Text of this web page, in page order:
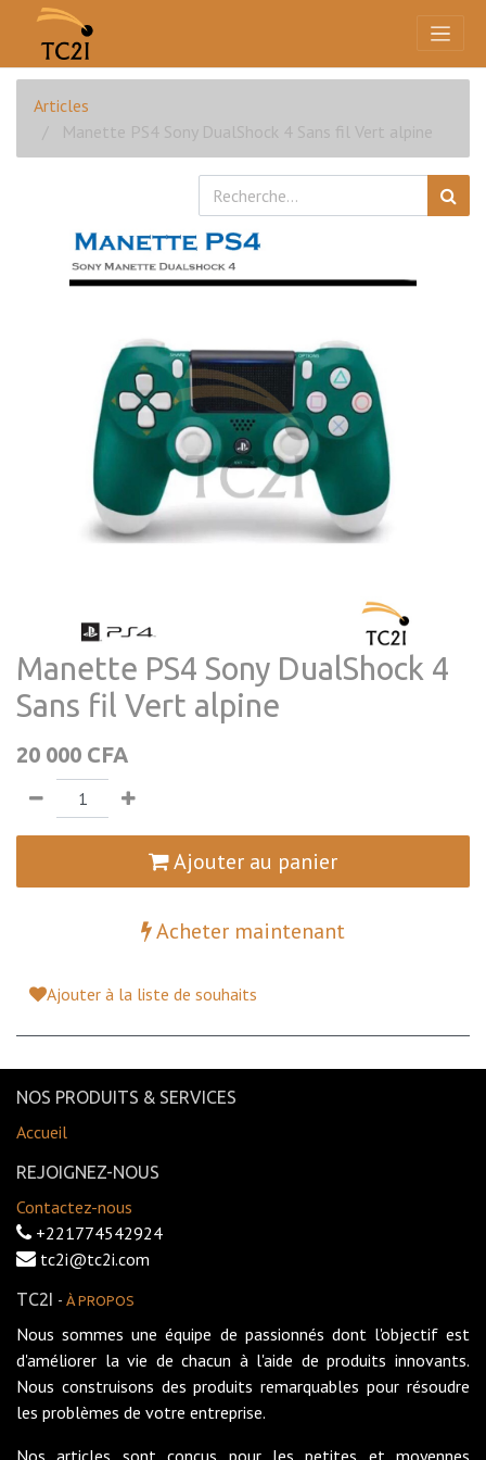
Articles
Manette PS4 Sony DualShock 4 Sans fil Vert alpine
Manette PS4 Sony DualShock 4
Sans fil Vert alpine
20 000 CFA
Ajouter au panier
Acheter maintenant
Ajouter à la liste de souhaits
NOS PRODUITS & SERVICES
Accueil
REJOIGNEZ-NOUS
Contactez-nous
+221774542924
tc2i@tc2i.com
TC2I - À PROPOS
Nous sommes une équipe de passionnés dont l'objectif est
d'améliorer la vie de chacun à l'aide de produits innovants.
Nous construisons des produits remarquables pour résoudre
les problèmes de votre entreprise.
Nos articles sont conçus pour les petites et moyennes